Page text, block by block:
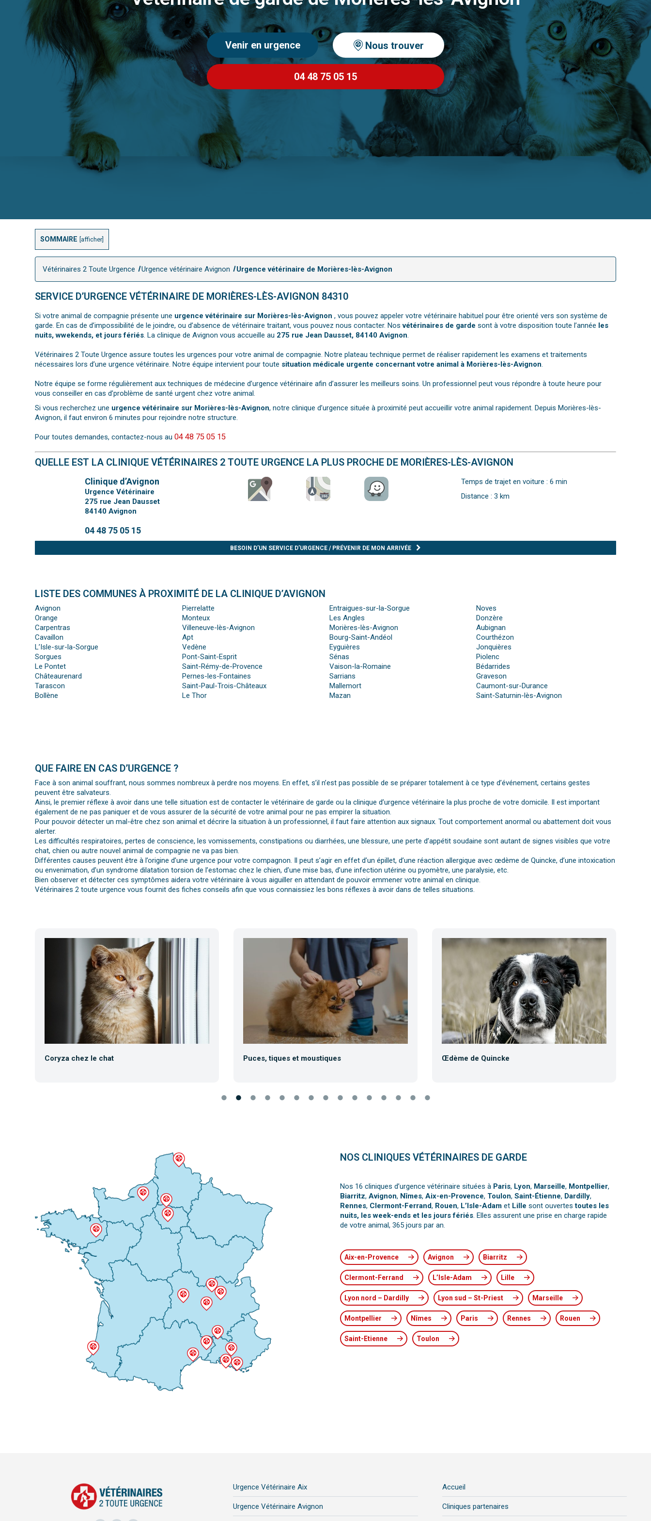
SOMMAIRE afficher
Venir en urgence
04 48 75 05 15
Nous trouver
Vétérinaires 2 Toute Urgence Urgence vétérinaire Avignon Urgence vétérinaire de Morières-lès-Avignon
SERVICE D’URGENCE VÉTÉRINAIRE DE MORIÈRES-LÈS-AVIGNON 84310
Si votre animal de compagnie présente une urgence vétérinaire sur Morières-lès-Avignon , vous pouvez appeler votre vétérinaire habituel pour être orienté vers son système de
garde. En cas de d’impossibilité de le joindre, ou d’absence de vétérinaire traitant, vous pouvez nous contacter. Nosvétérinaires de garde sont à votre disposition toute l’année les
nuits, wwekends, et jours fériés. La clinique de Avignon vous accueille au 275 rue Jean Dausset, 84140 Avignon.
Vétérinaires 2 Toute Urgence assure toutes les urgences pour votre animal de compagnie. Notre plateau technique permet de réaliser rapidement les examens et traitements
nécessaires lors d’une urgence vétérinaire. Notre équipe intervient pour toute situation médicale urgente concernant votre animal à Morières-lès-Avignon.
Notre équipe se forme régulièrement aux techniques de médecine d’urgence vétérinaire afin d’assurer les meilleurs soins. Un professionnel peut vous répondre à toute heure pour
vous conseiller en cas d’problème de santé urgent chez votre animal.
Si vous recherchez une urgence vétérinaire sur Morières-lès-Avignon, notre clinique d’urgence située à proximité peut accueillir votre animal rapidement. Depuis Morières-lès-
Avignon, il faut environ 6 minutes pour rejoindre notre structure.
Pour toutes demandes, contactez-nous au 04 48 75 05 15
QUELLE EST LA CLINIQUE VÉTÉRINAIRES 2 TOUTE URGENCE LA PLUS PROCHE DE MORIÈRES-LÈS-AVIGNON
Clinique d’Avignon
Urgence Vétérinaire
275 rue Jean Dausset
84140 Avignon
04 48 75 05 15
Temps de trajet en voiture : 6 min
Distance : 3 km
BESOIN D’UN SERVICE D’URGENCE / PRÉVENIR DE MON ARRIVÉE
LISTE DES COMMUNES À PROXIMITÉ DE LA CLINIQUE D’AVIGNON
Avignon
Orange
Carpentras
Cavaillon
L’Isle-sur-la-Sorgue
Sorgues
Le Pontet
Châteaurenard
Tarascon
Bollène
Pierrelatte
Monteux
Villeneuve-lès-Avignon
Apt
Vedène
Pont-Saint-Esprit
Saint-Rémy-de-Provence
Pernes-les-Fontaines
Saint-Paul-Trois-Châteaux
Le Thor
Entraigues-sur-la-Sorgue
Les Angles
Morières-lès-Avignon
Bourg-Saint-Andéol
Eyguières
Sénas
Vaison-la-Romaine
Sarrians
Mallemort
Mazan
Noves
Donzère
Aubignan
Courthézon
Jonquières
Piolenc
Bédarrides
Graveson
Caumont-sur-Durance
Saint-Saturnin-lès-Avignon
QUE FAIRE EN CAS D’URGENCE ?
Face à son animal souffrant, nous sommes nombreux à perdre nos moyens. En effet, s’il n’est pas possible de se préparer totalement à ce type d’événement, certains gestes
peuvent être salvateurs.
Ainsi, le premier réflexe à avoir dans une telle situation est de contacter le vétérinaire de garde ou la clinique d’urgence vétérinaire la plus proche de votre domicile. Il est important
également de ne pas paniquer et de vous assurer de la sécurité de votre animal pour ne pas empirer la situation.
Pour pouvoir détecter un mal-être chez son animal et décrire la situation à un professionnel, il faut faire attention aux signaux. Tout comportement anormal ou abattement doit vous
alerter.
Les difficultés respiratoires, pertes de conscience, les vomissements, constipations ou diarrhées, une blessure, une perte d’appétit soudaine sont autant de signes visibles que votre
chat, chien ou autre nouvel animal de compagnie ne va pas bien.
Différentes causes peuvent être à l’origine d’une urgence pour votre compagnon. Il peut s’agir en effet d’un épillet, d’une réaction allergique avec œdème de Quincke, d’une intoxication
ou envenimation, d’un syndrome dilatation torsion de l’estomac chez le chien, d’une mise bas, d’une infection utérine ou pyomètre, une paralysie, etc.
Bien observer et détecter ces symptômes aidera votre vétérinaire à vous aiguiller en attendant de pouvoir emmener votre animal en clinique.
Vétérinaires 2 toute urgence vous fournit des fiches conseils afin que vous connaissiez les bons réflexes à avoir dans de telles situations.
Coryza chez le chat Puces, tiques et moustiques Œdème de Quincke
NOS CLINIQUES VÉTÉRINAIRES DE GARDE
Nos 16 cliniques d’urgence vétérinaire situées à Paris, Lyon, Marseille, Montpellier,
Biarritz, Avignon, Nîmes, Aix-en-Provence, Toulon, Saint-Étienne, Dardilly,
Rennes, Clermont-Ferrand, Rouen, L’Isle-Adam et Lille sont ouvertestoutes les
nuits, les week-ends et les jours fériés. Elles assurent une prise en charge rapide
de votre animal, 365 jours par an.
Aix-en-Provence Avignon Biarritz
Clermont-Ferrand L’Isle-Adam Lille
Lyon nord – Dardilly Lyon sud – St-Priest Marseille
Montpellier Nîmes Paris Rennes Rouen
Saint-Etienne Toulon
Urgence Vétérinaire Aix
Urgence Vétérinaire Avignon
Accueil
Cliniques partenaires